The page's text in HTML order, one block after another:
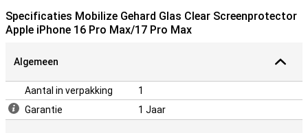
Specificaties Mobilize Gehard Glas Clear Screenprotector
Apple iPhone 16 Pro Max/17 Pro Max
Algemeen
Aantal in verpakking
1
Garantie
1 Jaar